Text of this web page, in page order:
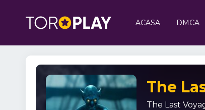
ACASA DMCA
The
The Last